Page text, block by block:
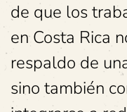
de que los
en Costa Rica
respaldo de
sino también